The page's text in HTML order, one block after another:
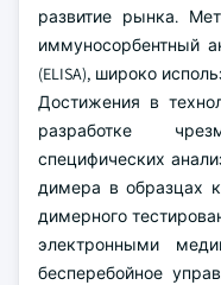
развитие рынка.
иммуносорбентный
(ELISA), широко
Достижения в
разработке
специфических
димера в образцах
димерного
электронными
бесперебойное